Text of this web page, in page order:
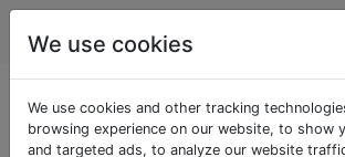
Android
Rispondere alle
We use cookies
We use cookies and other tracking
browsing experience on our website, to show
and targeted ads, to analyze our website